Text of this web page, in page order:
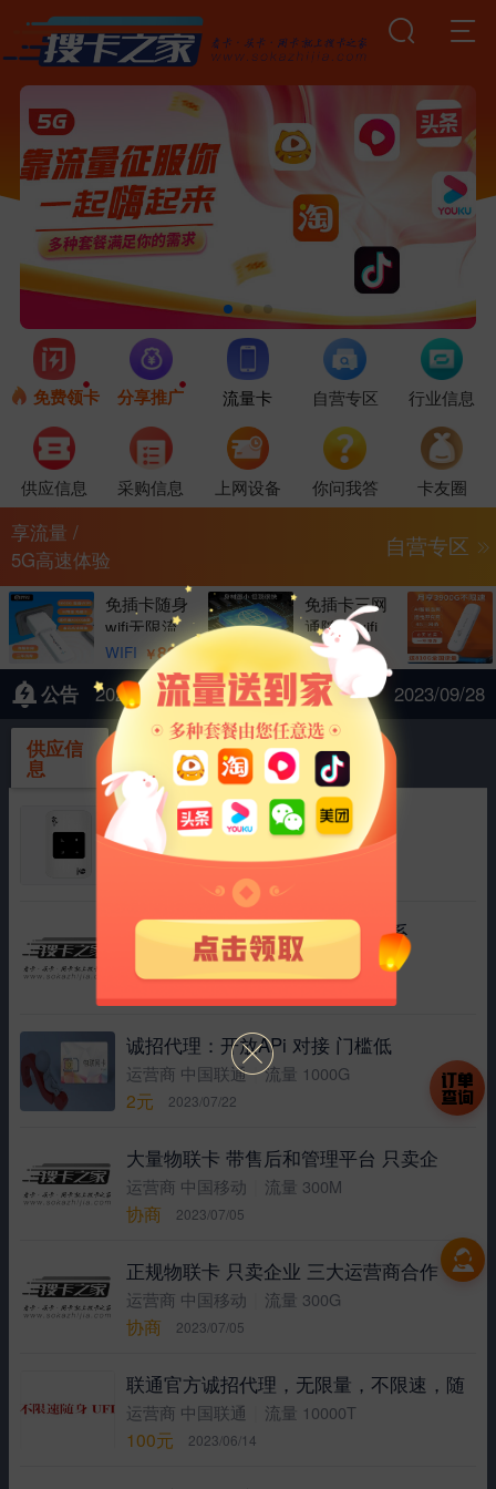
免费领卡 分享推广 流量卡 自营专区 行业信息
供应信息 采购信息 上网设备 你问我答 卡友圈
享流量 /
5G高速体验
自营专区
免插卡随身
wifi无限流
量达人移动
WIFI ￥89
免插卡三网
通随身wifi
无限流量移
WIFI ￥79
公告 2023年中秋节、国庆节 2023/09/28
供应信
息
采购信
息
4g随身wifi路由器展锐中兴微
运营商 中国联通 流量 1500G
2025/03/11
行业监控流量卡插拔卡需要的联系
运营商 中国电信 | 流量 100G
协商
诚招代理：开放APi 对接 门槛低
运营商 中国联通 | 流量 1000G
2元 2023/07/22
大量物联卡 带售后和管理平台 只卖企
运营商 中国移动 流量 300M
协商 2023/07/05
正规物联卡 只卖企业 三大运营商合作
运营商 中国移动 流量 300G
协商 2023/07/05
联通官方诚招代理，无限量，不限速，随
运营商 中国联通 流量 10000T
100元 2023/06/14